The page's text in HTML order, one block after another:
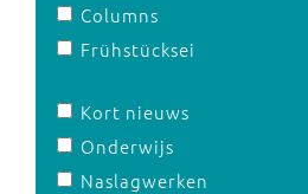
Columns
Frühstücksei
Kort nieuws
Onderwijs
Naslagwerken